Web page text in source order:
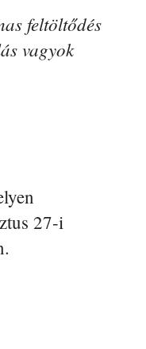
feltöltődés
vagyok
27-i